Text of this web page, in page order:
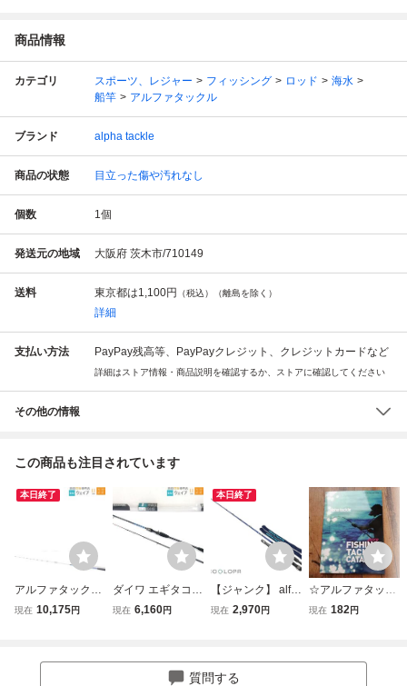
商品情報
カテゴリ スポーツ、レジャー フィッシング ロッド
海水
船竿
アルファタックル
ブランド alpha tackle
商品の状態 目立った傷や汚れなし
個数 1個
発送元の地域 大阪府 茨木市/710149
送料 東京都は1,100円 （税込）（離島を除く）
詳細
支払い方法 PayPay残高等、PayPayクレジット、クレジットカードなど
詳細はストア情報・商品説明を確認するか、ストアに確認してください
その他の情報
この商品も注目されています
本日終了
アルファタックル
デッキスティック
現在 10,175円
ダイワ エギタコX
M-180
現在 6,160円
本日終了
【ジャンク】 alfa
tackle アルファタ
現在 2,970円
☆アルファタック
ル/エイテック 2
現在 182円
質問する